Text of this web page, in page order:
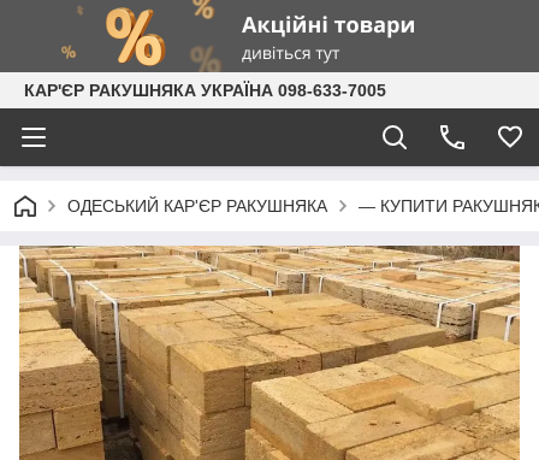
КАР'ЄР РАКУШНЯКА УКРАЇНА 098-633-7005
ОДЕСЬКИЙ КАР'ЄР РАКУШНЯКА — КУПИТИ